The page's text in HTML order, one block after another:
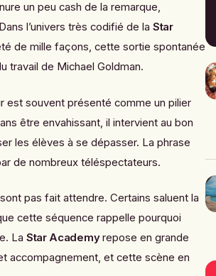
un peu cash de la remarque,
l’univers très codifié de la Star
de mille façons, cette sortie spontanée
travail de Michael Goldman.
est souvent présenté comme un pilier
être envahissant, il intervient au bon
les élèves à se dépasser. La phrase
de nombreux téléspectateurs.
pas fait attendre. Certains saluent la
cette séquence rappelle pourquoi
La Star Academyrepose en grande
accompagnement, et cette scène en